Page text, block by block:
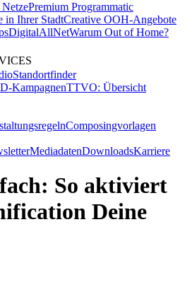
Premium Programmatic
in Ihrer StadtCreative OOH-Angebote
DigitalAllNetWarum Out of Home?
Standortfinder
KampagnenTTVO: Übersicht
Composingvorlagen
MediadatenDownloadsKarriere
So aktiviert
Deine